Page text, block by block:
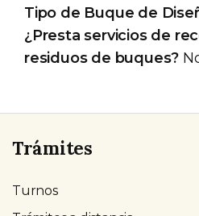
Tipo de Buque de
¿Presta servicios de
residuos de buques?
Trámites
Turnos